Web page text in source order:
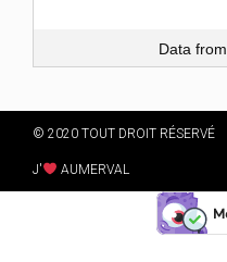
Data from
© 2020 TOUT DROIT RÉSERVÉ
J' AUMERVAL